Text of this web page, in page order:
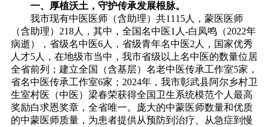
一、厚植沃土，守护传承发展根脉。
我市现有中医医师（含助理）共1115人，蒙医医师
（含助理）218人，其中，全国名中医1人-白凤鸣（2022年
病逝），省级名中医6人，省级青年名中医2人，国家优秀
人才5人，在地级市当中，我市省级以上名中医的数量位居
全省前列；建立全国（含基层）名老中医传承工作室5家，
省名中医传承工作室6家；2024年，我市彰武县阿尔乡村卫
生室村医（中医）梁春荣获得全国卫生系统模范个人最高
奖励白求恩奖章，全省唯一。庞大的中蒙医师数量和优质
的中蒙医师质量，为患者提供从预防到治疗、从急症到慢